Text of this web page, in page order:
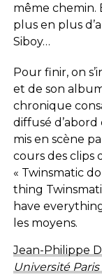
même chemin.
plus en plus
Siboy…
Pour finir, on
et de son
chronique
diffusé d’abord
mis en scène
cours des clips
« Twinsmatic
thing
have
les moyens.
Jean-Philippe
Université Paris